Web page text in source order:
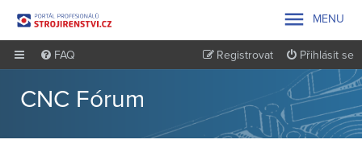
 MENU
FAQ Přihlásit se
Registrovat
CNC Fórum